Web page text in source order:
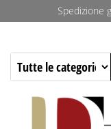
Spedizione
Deleo